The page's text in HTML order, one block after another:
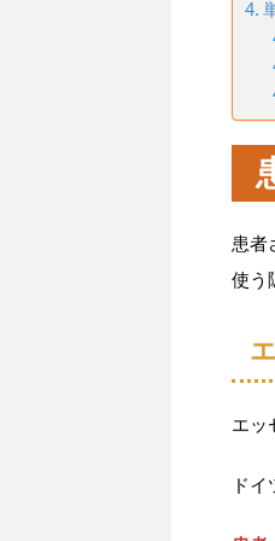
患者
使う
エッ
ド